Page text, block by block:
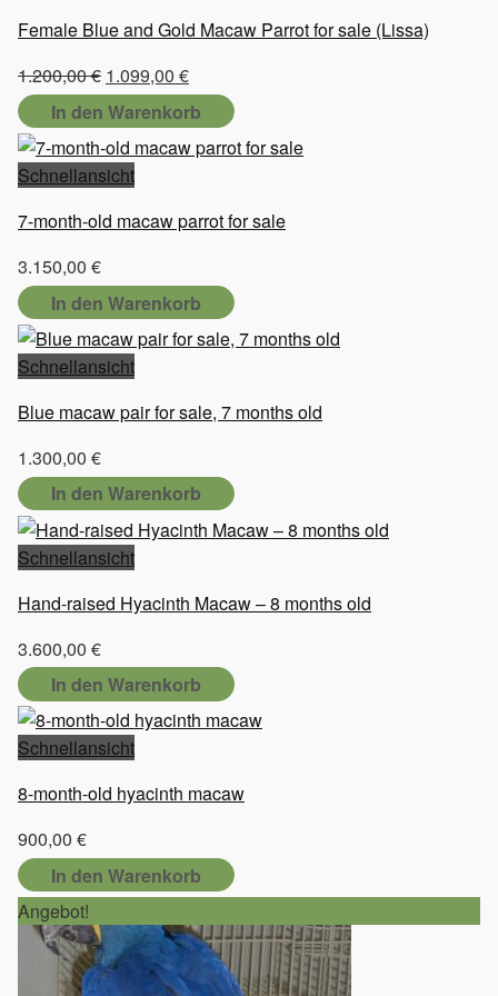
Female Blue and Gold Macaw Parrot for sale (Lissa)
1.200,00€ Ursprünglicher
Preis
war:
1.200,00 €
1.099,00 €Aktueller
Preis
ist:
1.099,00 €.
In den Warenkorb
Schnellansicht
7-month-old macaw parrot for sale
3.150,00 €
In den Warenkorb
Schnellansicht
Blue macaw pair for sale, 7 months old
1.300,00 €
In den Warenkorb
Schnellansicht
Hand-raised Hyacinth Macaw – 8 months old
3.600,00 €
In den Warenkorb
Schnellansicht
8-month-old hyacinth macaw
900,00 €
In den Warenkorb
Angebot!